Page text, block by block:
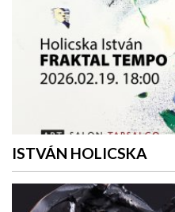
ISTVÁN HOLICSKA